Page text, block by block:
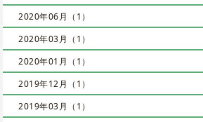
2020年06月（1）
2020年03月（1）
2020年01月（1）
2019年12月（1）
2019年03月（1）